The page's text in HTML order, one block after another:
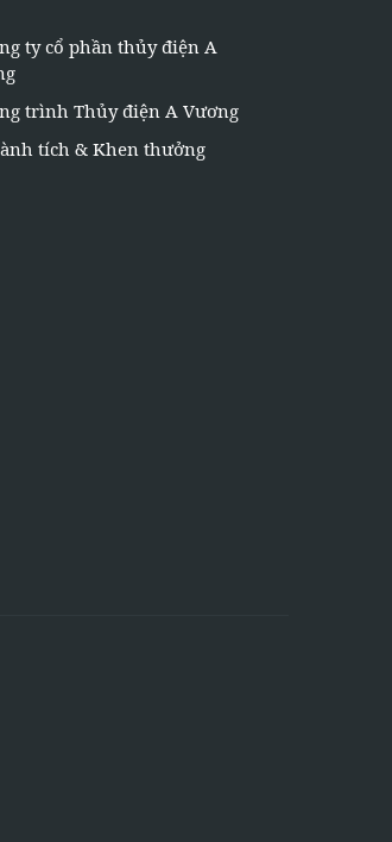
ty cổ phần thủy điện A
trình Thủy điện A Vương
tích & Khen thưởng